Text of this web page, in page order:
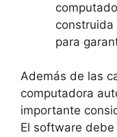
para
Además de las
computadora
importante
El software